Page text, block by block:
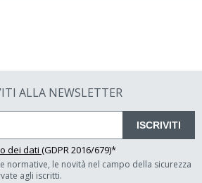
ALLA NEWSLETTER
ISCRIVITI
dei dati (GDPR 2016/679)*
normative, le novità nel campo della sicurezza
agli iscritti.